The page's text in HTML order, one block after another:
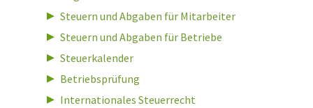
Steuern und Abgaben für Mitarbeiter
Steuern und Abgaben für Betriebe
Steuerkalender
Betriebsprüfung
Internationales Steuerrecht